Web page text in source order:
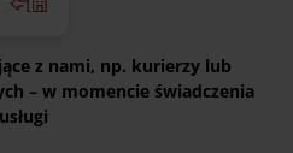
z nami, np. kurierzy lub
– w momencie świadczenia
usługi